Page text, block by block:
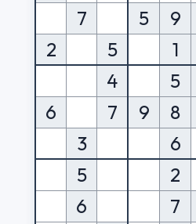
7
5 9
2
5 1
4
5
6
7 9 8
3
6
5
2
6
7